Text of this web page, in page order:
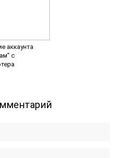
аккаунта
с